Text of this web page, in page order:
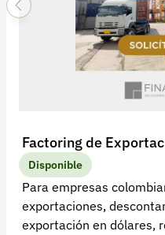
Factoring de
Disponible
Para empresas
exportaciones,
exportación en dólares,
Política de privacidad
Iniciar sesión
Recuperar contraseña
Contacto
Soporte
+57 323 2931928